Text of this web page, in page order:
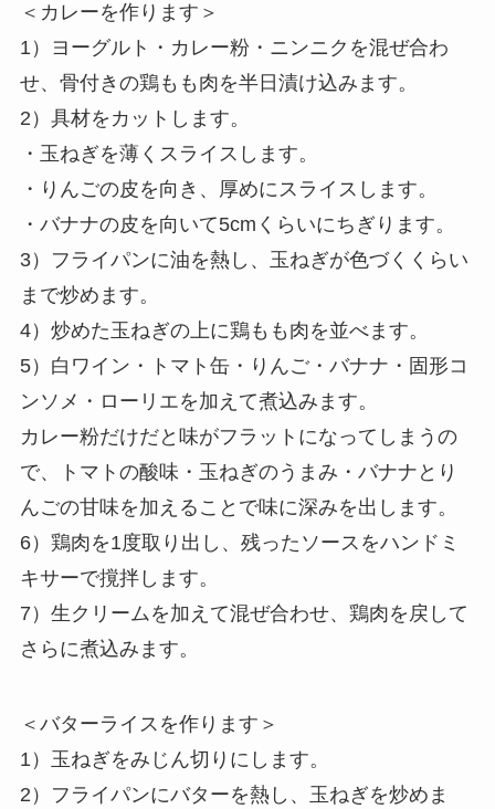
＜カレーを作ります＞
1）ヨーグルト・カレー粉・ニンニクを混ぜ合わ
せ、骨付きの鶏もも肉を半日漬け込みます。
2）具材をカットします。
・玉ねぎを薄くスライスします。
・りんごの皮を向き、厚めにスライスします。
・バナナの皮を向いて5cmくらいにちぎります。
3）フライパンに油を熱し、玉ねぎが色づくくらい
まで炒めます。
4）炒めた玉ねぎの上に鶏もも肉を並べます。
5）白ワイン・トマト缶・りんご・バナナ・固形コ
ンソメ・ローリエを加えて煮込みます。
カレー粉だけだと味がフラットになってしまうの
で、トマトの酸味・玉ねぎのうまみ・バナナとり
んごの甘味を加えることで味に深みを出します。
6）鶏肉を1度取り出し、残ったソースをハンドミ
キサーで撹拌します。
7）生クリームを加えて混ぜ合わせ、鶏肉を戻して
さらに煮込みます。
＜バターライスを作ります＞
1）玉ねぎをみじん切りにします。
2）フライパンにバターを熱し、玉ねぎを炒めま